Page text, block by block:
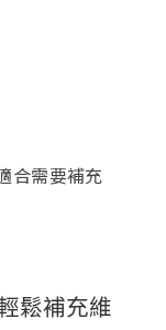
合需要補充
鬆補充維